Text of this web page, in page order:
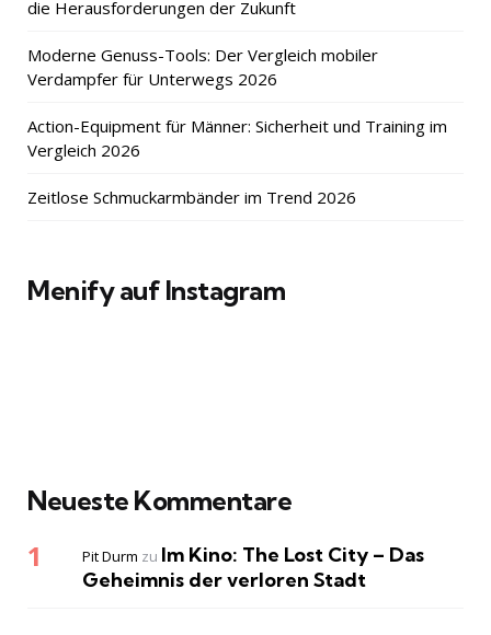
die Herausforderungen der Zukunft
Moderne Genuss-Tools: Der Vergleich mobiler
Verdampfer für Unterwegs 2026
Action-Equipment für Männer: Sicherheit und Training im
Vergleich 2026
Zeitlose Schmuckarmbänder im Trend 2026
Menify auf Instagram
Neueste Kommentare
Pit Durm zu Im Kino: The Lost City – Das
Geheimnis der verloren Stadt